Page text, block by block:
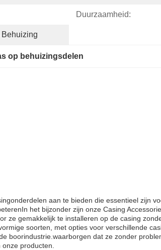
Duurzaamheid:
op behuizingsdelen
aan te bieden die essentieel zijn
het bijzonder zijn onze Casing
ze gemakkelijk te installeren op de casing
soorten, met opties voor verschillende
boorindustrie.waarborgen dat ze zonder
producten.